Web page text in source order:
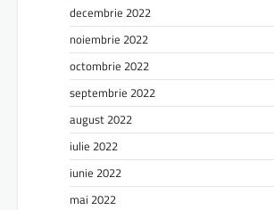
decembrie 2022
noiembrie 2022
octombrie 2022
septembrie 2022
august 2022
iulie 2022
iunie 2022
mai 2022